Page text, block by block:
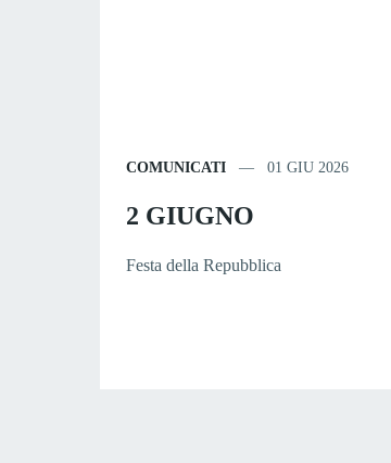
COMUNICATI 01 GIU 2026
2 GIUGNO
Festa della Repubblica